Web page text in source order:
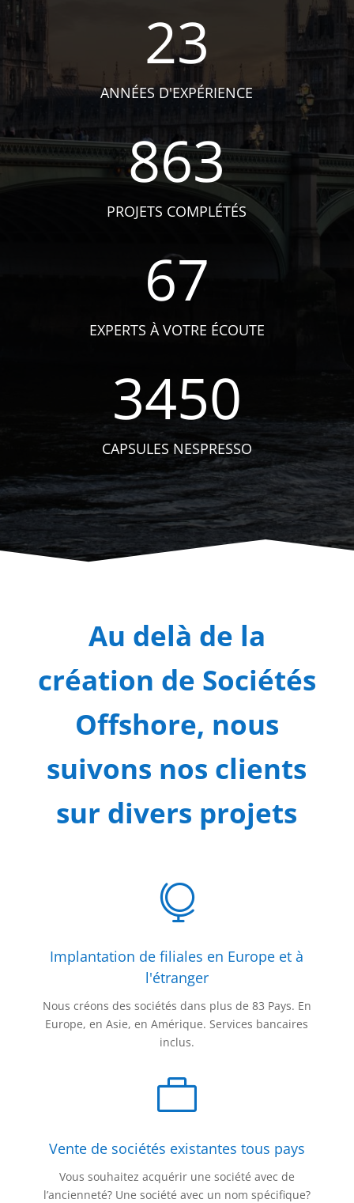
23
ANNÉES D'EXPÉRIENCE
863
PROJETS COMPLÉTÉS
67
EXPERTS À VOTRE ÉCOUTE
3450
CAPSULES NESPRESSO
Au delà de la
création de Sociétés
Offshore, nous
suivons nos clients
sur divers projets

Implantation de filiales en Europe et à
l'étranger
Nous créons des sociétés dans plus de 83 Pays. En
Europe, en Asie, en Amérique. Services bancaires
inclus.

Vente de sociétés existantes tous pays
Vous souhaitez acquérir une société avec de
l’ancienneté? Une société avec un nom spécifique?